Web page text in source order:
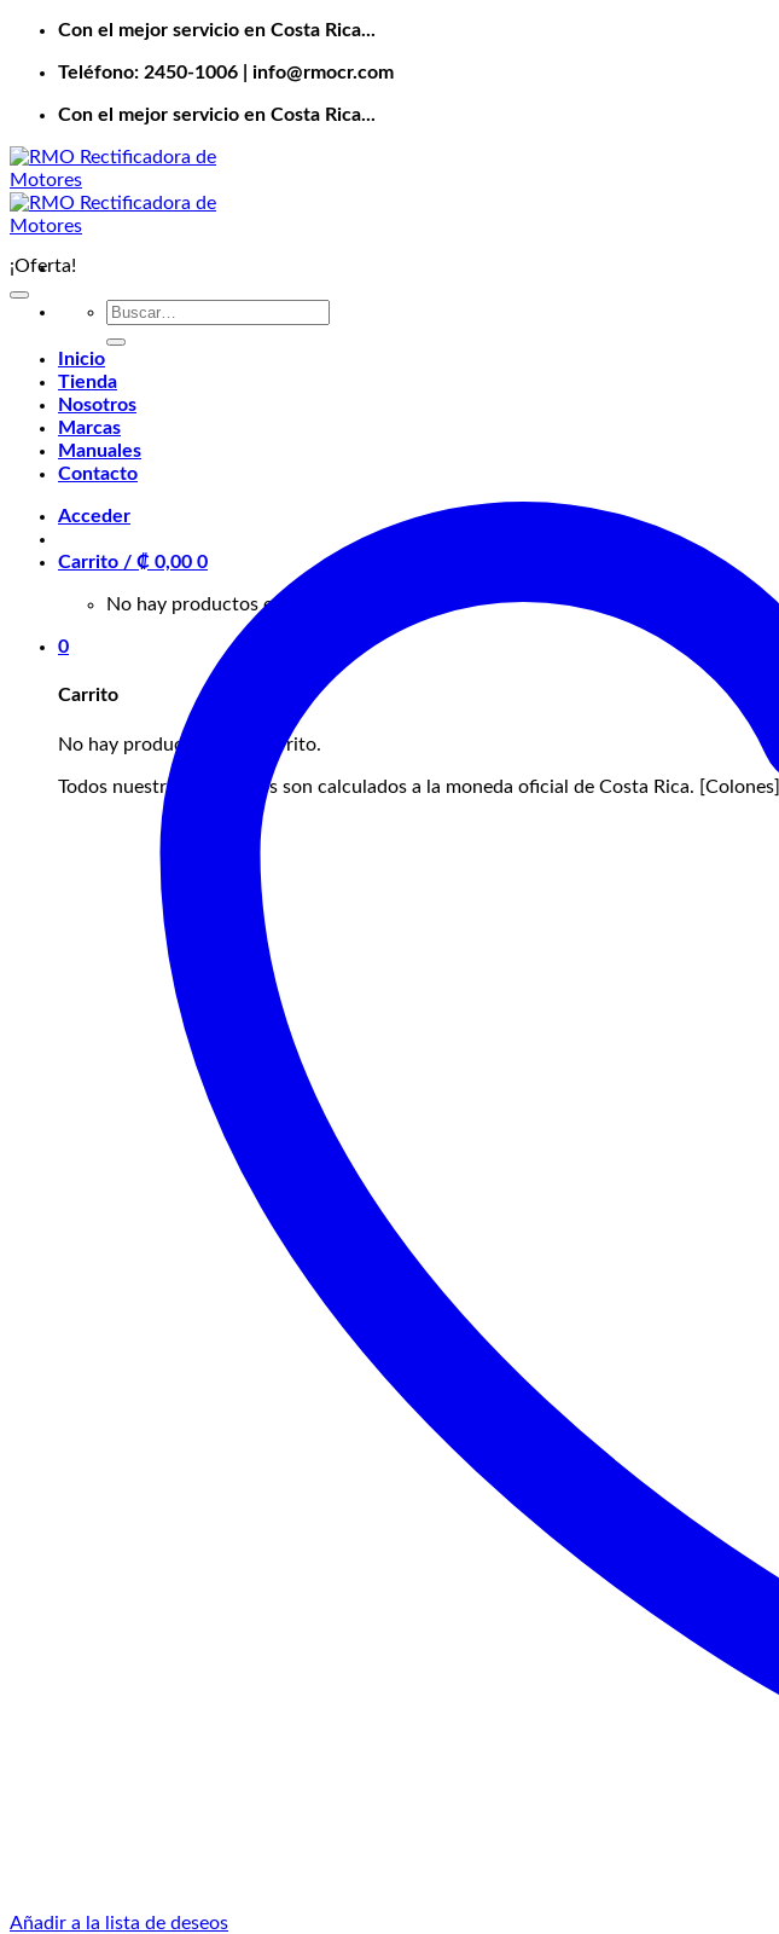
Saltar
contenido
Con el mejor servicio en Costa Rica...
Teléfono: 2450-1006 | info@rmocr.com
Con el mejor servicio en Costa Rica...
Buscar
Inicio
Tienda
Nosotros
Marcas
Manuales
Contacto
Acceder
Carrito / ₡ 0,00 0
No hay productos en el carrito.
0
Carrito
No hay productos en el carrito.
Todos nuestros productos son calculados a la moneda oficial de Costa Rica. [Colones]
¡Oferta!
Añadir a la lista de deseos